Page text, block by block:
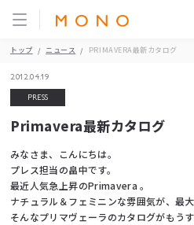
トップ ニュース PRIMAVERA最新カタログ
2012.04.19
PRESS
Primavera最新カタログ
みなさま、こんにちは。
プレス担当の畠中です。
最近人気急上昇のPrimavera 。
ナチュラル＆フェミニンな雰囲気が、最大
そんなプリマヴェーラのカタログがもう